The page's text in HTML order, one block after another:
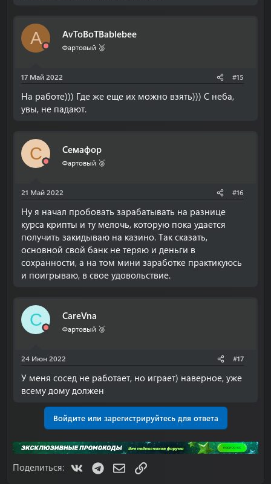
A AvToBoTBablebee
Фартовый 🥈
17 Май 2022 #15
На работе))) Где же еще их можно взять))) С неба,
увы, не падают.
С Семафор
Фартовый 🥈
21 Май 2022 #16
Ну я начал пробовать зарабатывать на разнице
курса крипты и ту мелочь, которую пока удается
получить закидываю на казино. Так сказать,
основной свой банк не теряю и деньги в
сохранности, а на том мини заработке практикуюсь
и поигрываю, в свое удовольствие.
C CareVna
Фартовый 🥈
24 Июн 2022 #17
У меня сосед не работает, но играет) наверное, уже
всему дому должен
Войдите или зарегистрируйтесь для ответа
Поделиться: VK TelegramЭлектронная почта
Ссылка